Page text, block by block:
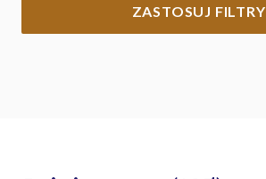
ZASTOSUJ FILTRY